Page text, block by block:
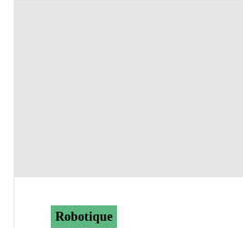
Robotique